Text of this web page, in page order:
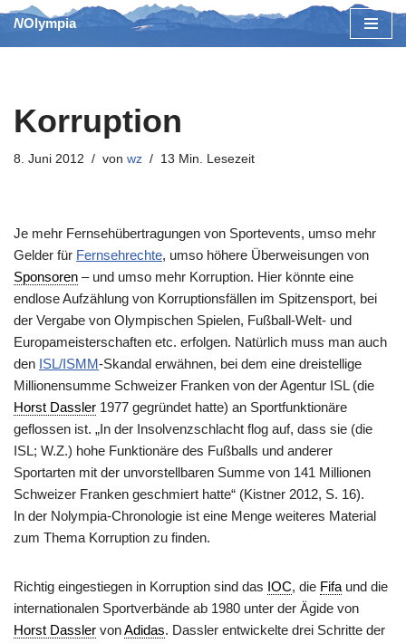
Zum
NOlympia
Korruption
8. Juni 2012 von wz 13 Min. Lesezeit
Je mehr Fernsehübertragungen von Sportevents, umso mehr
Gelder für Fernsehrechte, umso höhere Überweisungen von
Sponsoren – und umso mehr Korruption. Hier könnte eine
endlose Aufzählung von Korruptionsfällen im Spitzensport, bei
der Vergabe von Olympischen Spielen, Fußball-Welt- und
Europameisterschaften etc. erfolgen. Natürlich muss man auch
den ISL/ISMM-Skandal erwähnen, bei dem eine dreistellige
Millionensumme Schweizer Franken von der Agentur ISL (die
Horst Dassler 1977 gegründet hatte) an Sportfunktionäre
geflossen ist. „In der Insolvenzschlacht flog auf, dass sie (die
ISL; W.Z.) hohe Funktionäre des Fußballs und anderer
Sportarten mit der unvorstellbaren Summe von 141 Millionen
Schweizer Franken geschmiert hatte“ (Kistner 2012, S. 16).
In der Nolympia-Chronologie ist eine Menge weiteres Material
zum Thema Korruption zu finden.
Richtig eingestiegen in Korruption sind das IOC, die Fifa und die
internationalen Sportverbände ab 1980 unter der Ägide von
Horst Dassler vonAdidas. Dassler entwickelte drei Schritte der